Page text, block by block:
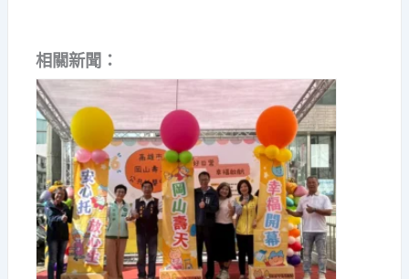
相關新聞：